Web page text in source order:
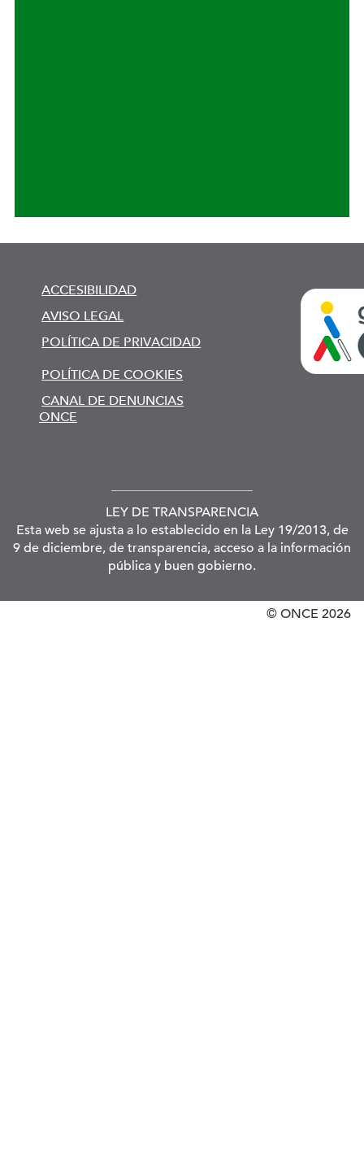
ACCESIBILIDAD
AVISO LEGAL
POLÍTICA DE PRIVACIDAD
POLÍTICA DE COOKIES
CANAL DE DENUNCIAS
ONCE
LEY DE TRANSPARENCIA
Esta web se ajusta a lo establecido en la Ley 19/2013, de
9 de diciembre, de transparencia, acceso a la información
pública y buen gobierno.
© ONCE 2026